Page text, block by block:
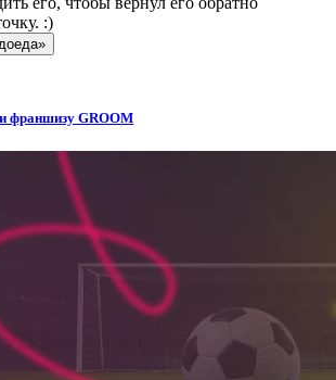
:)
франшизу GROOM